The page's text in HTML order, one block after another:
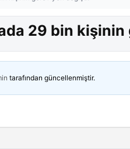
29 bin
tarafından güncellenmiştir.